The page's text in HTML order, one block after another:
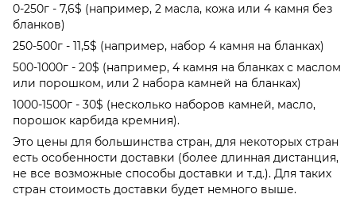
0-250г - 7,6$ (например, 2 масла, кожа или 4 камня без
бланков)
250-500г - 11,5$ (например, набор 4 камня на бланках)
500-1000г - 20$ (например, 4 камня на бланках с маслом
или порошком, или 2 набора камней на бланках)
1000-1500г - 30$ (несколько наборов камней, масло,
порошок карбида кремния).
Это цены для большинства стран, для некоторых стран
есть особенности доставки (более длинная дистанция,
не все возможные способы доставки и т.д.). Для таких
стран стоимость доставки будет немного выше.